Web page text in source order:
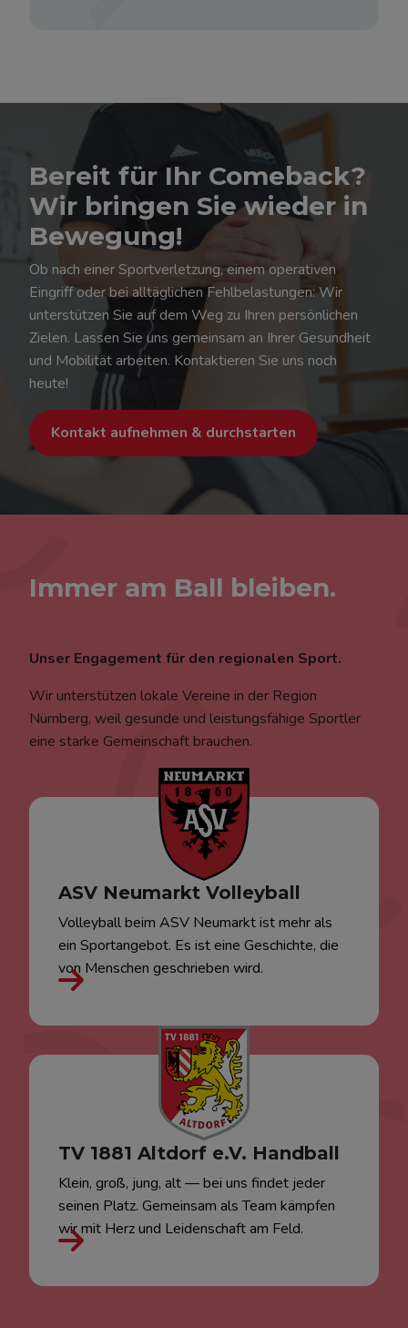
Bereit für Ihr Comeback?
Wir bringen Sie wieder in
Bewegung!
Ob nach einer Sportverletzung, einem operativen
Eingriff oder bei alltäglichen Fehlbelastungen: Wir
unterstützen Sie auf dem Weg zu Ihren persönlichen
Zielen. Lassen Sie uns gemeinsam an Ihrer Gesundheit
und Mobilität arbeiten. Kontaktieren Sie uns noch
heute!
Kontakt aufnehmen & durchstarten
Immer am Ball bleiben.
Unser Engagement für den regionalen Sport.
Wir unterstützen lokale Vereine in der Region
Nürnberg, weil gesunde und leistungsfähige Sportler
eine starke Gemeinschaft brauchen.
ASV Neumarkt Volleyball
Volleyball beim ASV Neumarkt ist mehr als
ein Sportangebot. Es ist eine Geschichte, die
von Menschen geschrieben wird.
TV 1881 Altdorf e.V. Handball
Klein, groß, jung, alt — bei uns findet jeder
seinen Platz. Gemeinsam als Team kämpfen
wir mit Herz und Leidenschaft am Feld.